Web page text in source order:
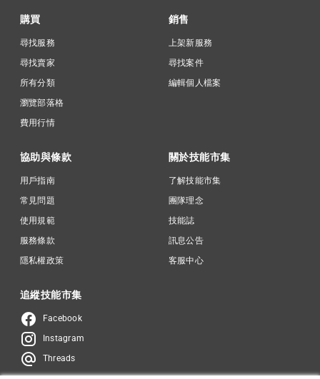
購買
尋找服務
尋找賣家
所有分類
瀏覽部落格
費用行情
銷售
上架新服務
尋找案件
編輯個人檔案
協助與條款
用戶指南
常見問題
使用規範
服務條款
隱私權政策
關於技能市集
了解技能市集
團隊理念
技能誌
訊息公告
客服中心
追縱技能市集
Facebook
Instagram
Threads